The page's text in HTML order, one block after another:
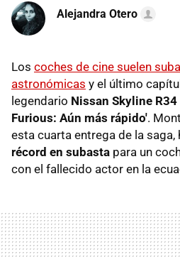
Alejandra Otero
Los coches de cine suelen
astronómicas y el último
legendario Nissan Skyline R34
Furious: Aún más rápido'.
esta cuarta entrega de la saga,
récord en subasta para un
con el fallecido actor en la